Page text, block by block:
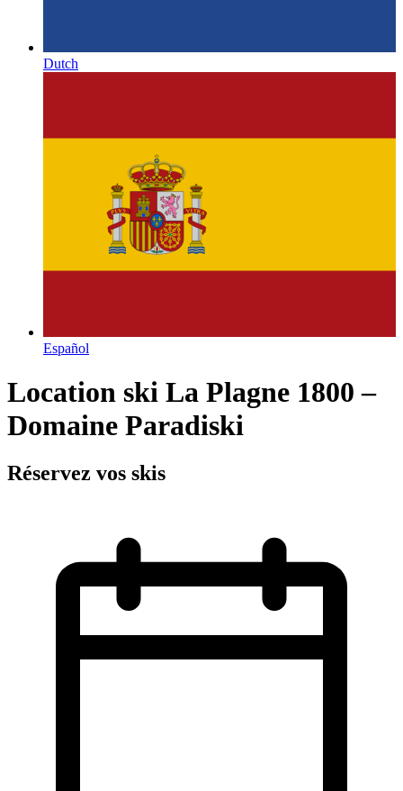
Dutch
Español
Location ski La Plagne 1800 –
Domaine Paradiski
Réservez vos skis